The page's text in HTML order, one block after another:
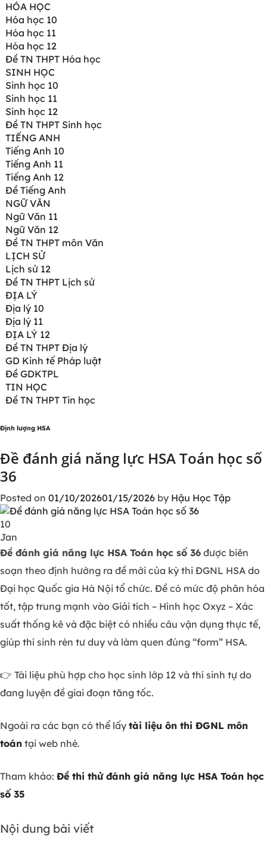
HÓA HỌC
Hóa học 10
Hóa học 11
Hóa học 12
Đề TN THPT Hóa học
SINH HỌC
Sinh học 10
Sinh học 11
Sinh học 12
Đề TN THPT Sinh học
TIẾNG ANH
Tiếng Anh 10
Tiếng Anh 11
Tiếng Anh 12
Đề Tiếng Anh
NGỮ VĂN
Ngữ Văn 11
Ngữ Văn 12
Đề TN THPT môn Văn
LỊCH SỬ
Lịch sử 12
Đề TN THPT Lịch sử
ĐỊA LÝ
Địa lý 10
Địa lý 11
ĐỊA LÝ 12
Đề TN THPT Địa lý
GD Kinh tế Pháp luật
Đề GDKTPL
TIN HỌC
Đề TN THPT Tin học
Định lượng HSA
Đề đánh giá năng lực HSA Toán học số
36
Posted on 01/10/202601/15/2026 by Hậu Học Tập
10
Jan
Đề đánh giá năng lực HSA Toán học số 36 được biên
soạn theo định hướng ra đề mới của kỳ thi ĐGNL HSA do
Đại học Quốc gia Hà Nội tổ chức. Đề có mức độ phân hóa
tốt, tập trung mạnh vào Giải tích – Hình học Oxyz – Xác
suất thống kê và đặc biệt có nhiều câu vận dụng thực tế,
giúp thí sinh rèn tư duy và làm quen đúng “form” HSA.
👉 Tài liệu phù hợp cho học sinh lớp 12 và thí sinh tự do
đang luyện đề giai đoạn tăng tốc.
Ngoài ra các bạn có thể lấy tài liệu ôn thi ĐGNL môn
toán tại web nhé.
Tham khảo: Đề thi thử đánh giá năng lực HSA Toán học
số 35
Nội dung bài viết